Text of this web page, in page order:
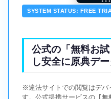
SYSTEM STATUS: FREE
公式の「無料お
し安全に原典デ
※違法サイトでの閲覧はデバ
す。公式提携サービスの【